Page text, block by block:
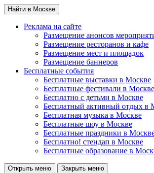
Найти в Москве
Реклама на сайте
Размещение анонсов
Размещение ресторанов и кафе
Размещение мест и площадок
Размещение баннеров
Бесплатные события
Бесплатные выставки в Москве
Бесплатные фестивали в Москве
Бесплатно с детьми в Москве
Бесплатный активный отдых в
Бесплатная музыка в Москве
Бесплатные шоу в Москве
Бесплатные праздники в
Бесплатно! стендап в Москве
Бесплатные образование в
Открыть меню Закрыть меню